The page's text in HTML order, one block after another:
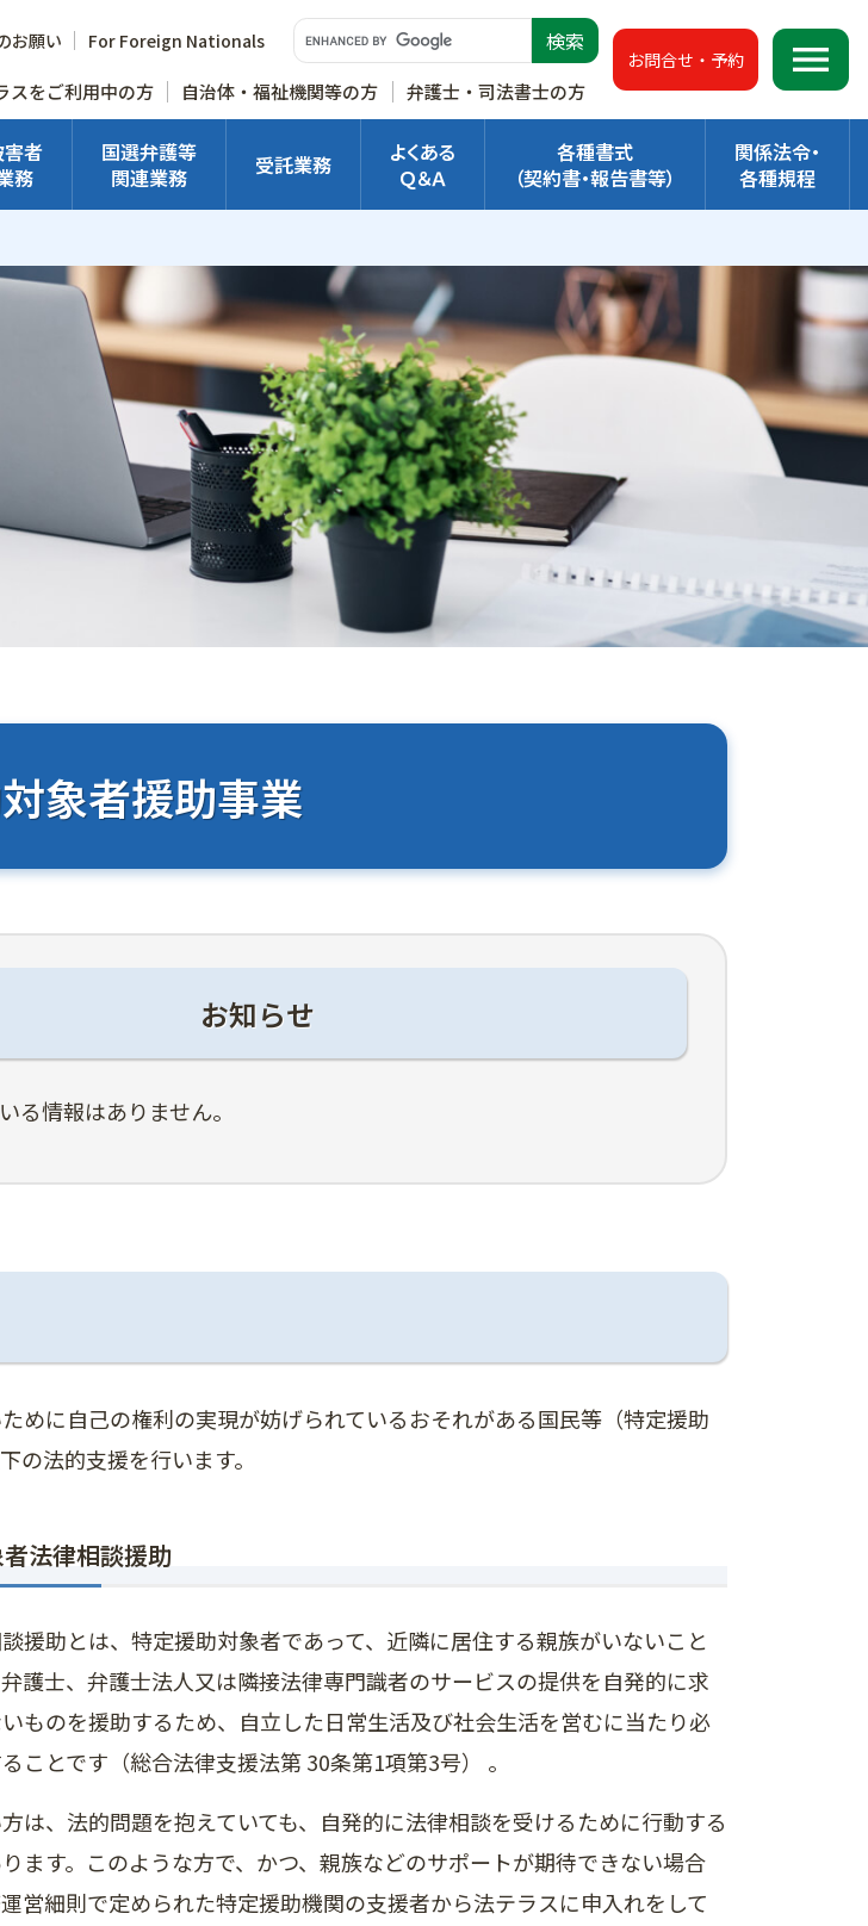
お願い For Foreign Nationals
スをご利用中の方 自治体・福祉機関等の方 弁護士・司法書士の方
お問合せ・予約 menu
者
務
国選弁護等
関連業務
受託業務
よくある
Ｑ＆Ａ
各種書式
（契約書・報告書等）
関係法令・
各種規程
象者援助事業
お知らせ
る情報はありません。
めに自己の権利の実現が妨げられているおそれがある国民等（特定援助
の法的支援を行います。
者法律相談援助
援助とは、特定援助対象者であって、近隣に居住する親族がいないこと
護士、弁護士法人又は隣接法律専門識者のサービスの提供を自発的に求
ものを援助するため、自立した日常生活及び社会生活を営むに当たり必
ことです（総合法律支援法第 30条第1項第3号） 。
は、法的問題を抱えていても、自発的に法律相談を受けるために行動する
ます。このような方で、かつ、親族などのサポートが期待できない場合
営細則で定められた特定援助機関の支援者から法テラスに申入れをして